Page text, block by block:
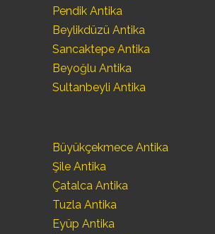
Pendik Antika
Beylikdüzü Antika
Sancaktepe Antika
Beyoğlu Antika
Sultanbeyli Antika
Büyükçekmece Antika
Şile Antika
Çatalca Antika
Tuzla Antika
Eyüp Antika